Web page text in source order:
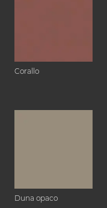
Corallo
Duna opaco